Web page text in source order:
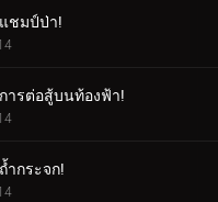
ชมป์ป่า!
ารต่อสู้บนท้องฟ้า!
ำกระจก!